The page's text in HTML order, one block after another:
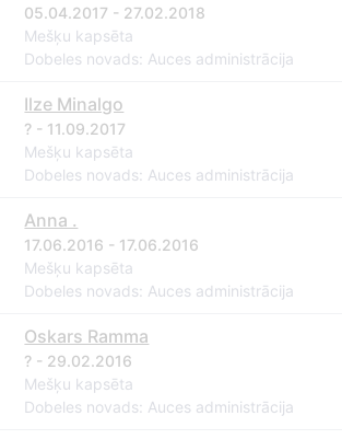
05.04.2017 - 27.02.2018
Mešķu kapsēta
Dobeles novads: Auces administrācija
Ilze Minalgo
? - 11.09.2017
Mešķu kapsēta
Dobeles novads: Auces administrācija
Anna .
17.06.2016 - 17.06.2016
Mešķu kapsēta
Dobeles novads: Auces administrācija
Oskars Ramma
? - 29.02.2016
Mešķu kapsēta
Dobeles novads: Auces administrācija